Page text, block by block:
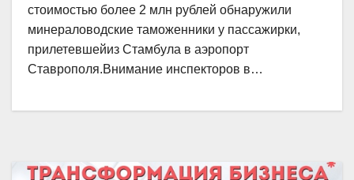
стоимостью более 2 млн рублей обнаружили
минераловодские таможенники у пассажирки,
прилетевшейиз Стамбула в аэропорт
Ставрополя.Внимание инспекторов в…